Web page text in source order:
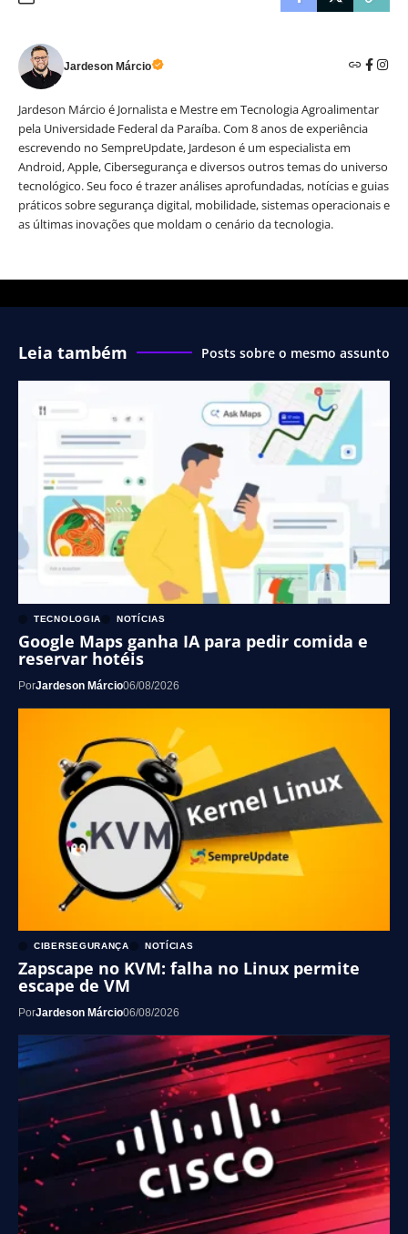
Jardeson Márcio
Jardeson Márcio é Jornalista e Mestre em Tecnologia Agroalimentar
pela Universidade Federal da Paraíba. Com 8 anos de experiência
escrevendo no SempreUpdate, Jardeson é um especialista em
Android, Apple, Cibersegurança e diversos outros temas do universo
tecnológico. Seu foco é trazer análises aprofundadas, notícias e guias
práticos sobre segurança digital, mobilidade, sistemas operacionais e
as últimas inovações que moldam o cenário da tecnologia.
Leia também Posts sobre o mesmo assunto
TECNOLOGIA NOTÍCIAS
Google Maps ganha IA para pedir comida e
reservar hotéis
PorJardeson Márcio06/08/2026
CIBERSEGURANÇA NOTÍCIAS
Zapscape no KVM: falha no Linux permite
escape de VM
PorJardeson Márcio06/08/2026